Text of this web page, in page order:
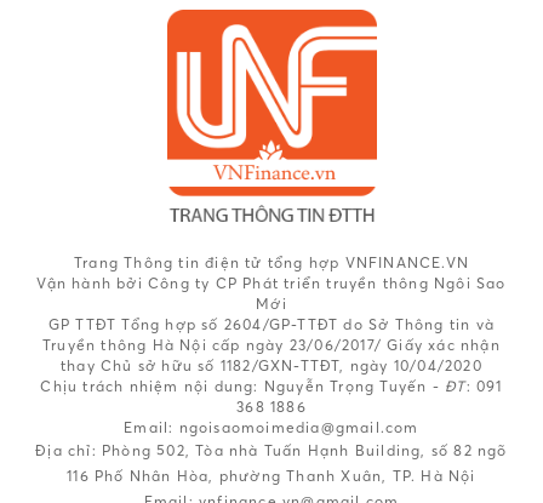
Trang Thông tin điện tử tổng hợp VNFINANCE.VN
Vận hành bởi Công ty CP Phát triển truyền thông Ngôi Sao
Mới
GP TTĐT Tổng hợp số 2604/GP-TTĐT do Sở Thông tin và
Truyền thông Hà Nội cấp ngày 23/06/2017/ Giấy xác nhận
thay Chủ sở hữu số 1182/GXN-TTĐT, ngày 10/04/2020
Chịu trách nhiệm nội dung: Nguyễn Trọng Tuyến - ĐT: 091
368 1886
Email: ngoisaomoimedia@gmail.com
Địa chỉ: Phòng 502, Tòa nhà Tuấn Hạnh Building, số 82 ngõ
116 Phố Nhân Hòa, phường Thanh Xuân, TP. Hà Nội